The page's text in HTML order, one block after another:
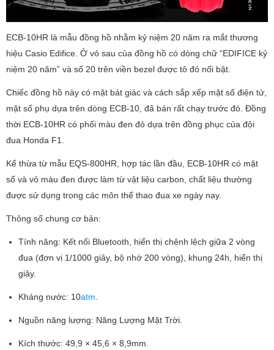
ECB-10HR là mẫu đồng hồ nhằm kỷ niệm 20 năm ra mắt thương
hiệu Casio Edifice. Ở vỏ sau của đồng hồ có dòng chữ “EDIFICE kỷ
niệm 20 năm” và số 20 trên viền bezel được tô đỏ nổi bật.
Chiếc đồng hồ này có mặt bát giác và cách sắp xếp mặt số điện tử,
mặt số phụ dựa trên dòng ECB-10, đã bán rất chạy trước đó. Đồng
thời ECB-10HR có phối màu đen đỏ dựa trên đồng phục của đội
đua Honda F1.
Kế thừa từ mẫu EQS-800HR, hợp tác lần đầu, ECB-10HR có mặt
số và vỏ màu đen được làm từ vật liệu carbon, chất liệu thường
được sử dụng trong các môn thể thao đua xe ngày nay.
Thông số chung cơ bản:
Tính năng: Kết nối Bluetooth, hiển thị chênh lệch giữa 2 vòng
đua (đơn vị 1/1000 giây, bộ nhớ 200 vòng), khung 24h, hiển thị
giây.
Kháng nước: 10atm.
Nguồn năng lượng: Năng Lượng Mặt Trời.
Kích thước: 49,9 × 45,6 × 8,9mm.